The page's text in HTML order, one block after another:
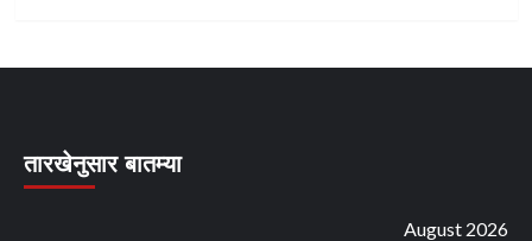
तारखेनुसार बातम्या
August 2026